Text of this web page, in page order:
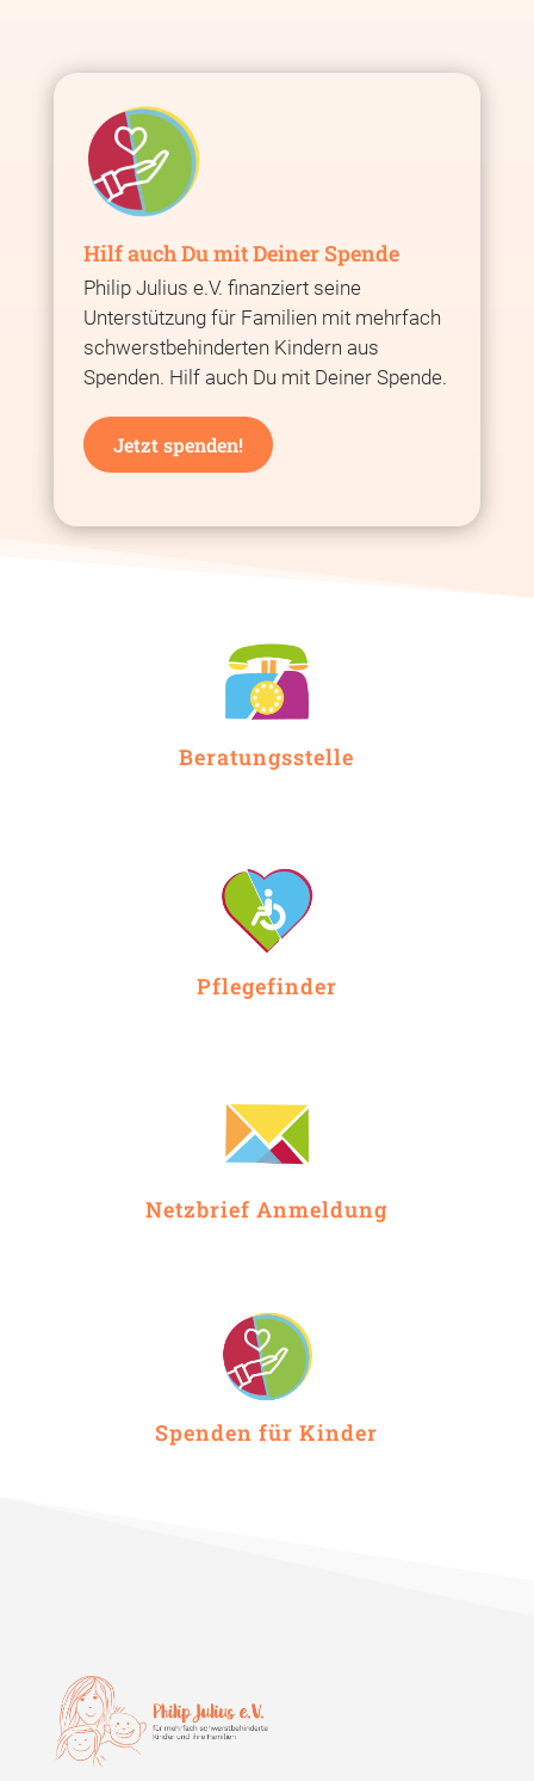
Hilf auch Du mit Deiner Spende
Philip Julius e.V. finanziert seine
Unterstützung für Familien mit mehrfach
schwerstbehinderten Kindern aus
Spenden. Hilf auch Du mit Deiner Spende.
Jetzt spenden!
Beratungsstelle
Pflegefinder
Netzbrief Anmeldung
Spenden für Kinder